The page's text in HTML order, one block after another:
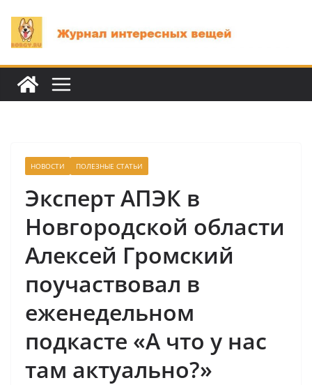
содержимому
НОВОСТИ ПОЛЕЗНЫЕ СТАТЬИ
Эксперт АПЭК в
Новгородской области
Алексей Громский
поучаствовал в
еженедельном
подкасте «А что у нас
там актуально?»